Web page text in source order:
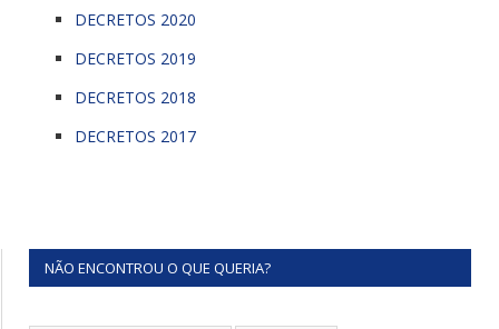
DECRETOS 2020
DECRETOS 2019
DECRETOS 2018
DECRETOS 2017
NÃO ENCONTROU O QUE QUERIA?